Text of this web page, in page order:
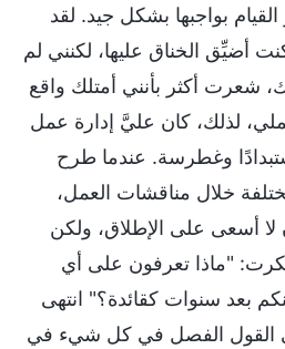
بواجبها بشكل جيد. لقد
أضيِّق الخناق عليها، لكنني لم
شعرت أكثر بأنني أمتلك واقع
لذلك، كان عليَّ إدارة عمل
وغطرسة. عندما طرح
خلال مناقشات العمل،
أسعى على الإطلاق، ولكن
"ماذا تعرفون على أي
بعد سنوات كقائدة؟" انتهى
القول الفصل في كل شيء في